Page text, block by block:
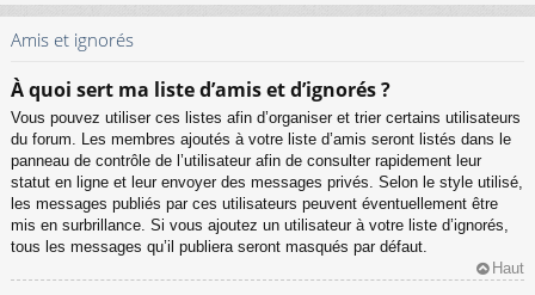
Amis et ignorés
À quoi sert ma liste d’amis et d’ignorés ?
Vous pouvez utiliser ces listes afin d’organiser et trier certains utilisateurs
du forum. Les membres ajoutés à votre liste d’amis seront listés dans le
panneau de contrôle de l’utilisateur afin de consulter rapidement leur
statut en ligne et leur envoyer des messages privés. Selon le style utilisé,
les messages publiés par ces utilisateurs peuvent éventuellement être
mis en surbrillance. Si vous ajoutez un utilisateur à votre liste d’ignorés,
tous les messages qu’il publiera seront masqués par défaut.
Haut